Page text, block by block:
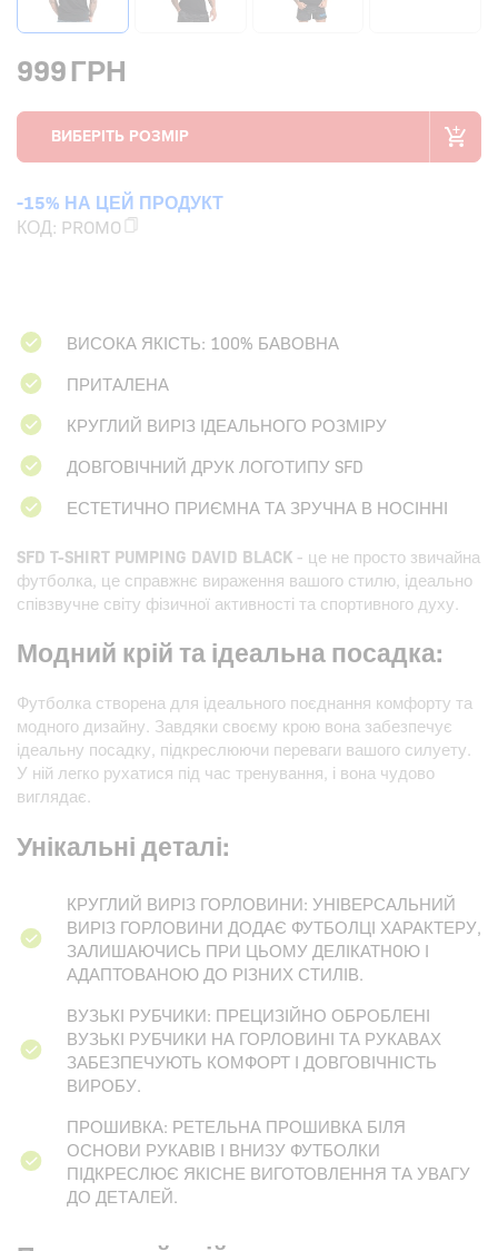
999ГРН
-15% НА ЦЕЙ ПРОДУКТ
КОД: PROMO
ВИСОКА ЯКІСТЬ: 100% БАВОВНА
ПРИТАЛЕНА
КРУГЛИЙ ВИРІЗ ІДЕАЛЬНОГО РОЗМІРУ
ДОВГОВІЧНИЙ ДРУК ЛОГОТИПУ SFD
ЕСТЕТИЧНО ПРИЄМНА ТА ЗРУЧНА В НОСІННІ
SFD T-SHIRT PUMPING DAVID BLACK - це не просто звичайна
футболка, це справжнє вираження вашого стилю, ідеально
співзвучне світу фізичної активності та спортивного духу.
Модний крій та ідеальна посадка:
Футболка створена для ідеального поєднання комфорту та
модного дизайну. Завдяки своєму крою вона забезпечує
ідеальну посадку, підкреслюючи переваги вашого силуету.
У ній легко рухатися під час тренування, і вона чудово
виглядає.
Унікальні деталі:
КРУГЛИЙ ВИРІЗ ГОРЛОВИНИ: УНІВЕРСАЛЬНИЙ
ВИРІЗ ГОРЛОВИНИ ДОДАЄ ФУТБОЛЦІ ХАРАКТЕРУ,
ЗАЛИШАЮЧИСЬ ПРИ ЦЬОМУ ДЕЛІКАТНOЮ І
АДАПТОВАНОЮ ДО РІЗНИХ СТИЛІВ.
ВУЗЬКІ РУБЧИКИ: ПРЕЦИЗІЙНО ОБРОБЛЕНІ
ВУЗЬКІ РУБЧИКИ НА ГОРЛОВИНІ ТА РУКАВАХ
ЗАБЕЗПЕЧУЮТЬ КОМФОРТ І ДОВГОВІЧНІСТЬ
ВИРОБУ.
ПРОШИВКА: РЕТЕЛЬНА ПРОШИВКА БІЛЯ
ОСНОВИ РУКАВІВ І ВНИЗУ ФУТБОЛКИ
ПІДКРЕСЛЮЄ ЯКІСНЕ ВИГОТОВЛЕННЯ ТА УВАГУ
ДО ДЕТАЛЕЙ.